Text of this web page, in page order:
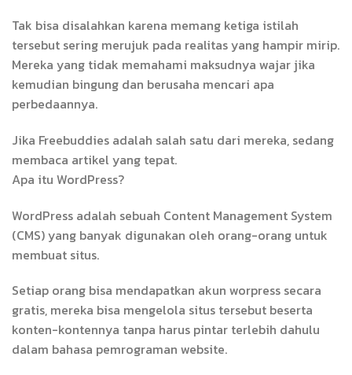
Tak bisa disalahkan karena memang ketiga istilah
tersebut sering merujuk pada realitas yang hampir mirip.
Mereka yang tidak memahami maksudnya wajar jika
kemudian bingung dan berusaha mencari apa
perbedaannya.
Jika Freebuddies adalah salah satu dari mereka, sedang
membaca artikel yang tepat.
Apa itu WordPress?
WordPress adalah sebuah Content Management System
(CMS) yang banyak digunakan oleh orang-orang untuk
membuat situs.
Setiap orang bisa mendapatkan akun worpress secara
gratis, mereka bisa mengelola situs tersebut beserta
konten-kontennya tanpa harus pintar terlebih dahulu
dalam bahasa pemrograman website.